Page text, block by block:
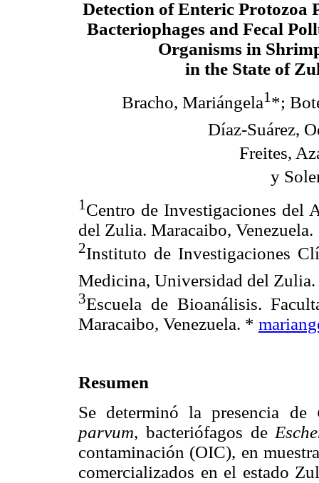
Detection of Enteric Protozoa
Bacteriophages and Fecal
Organisms in
in the State of
Bracho, Mariángela1 *;
Díaz-Suárez,
Freites,
y
1 Centro de Investigaciones del
del Zulia. Maracaibo, Venezuela.
2Instituto de Investigaciones
Medicina, Universidad del Zulia.
3Escuela de Bioanálisis.
Maracaibo, Venezuela. *
Resumen
Se determinó la presencia de
parvum, bacteriófagos de
contaminación (OIC), en
comercializados en el estado